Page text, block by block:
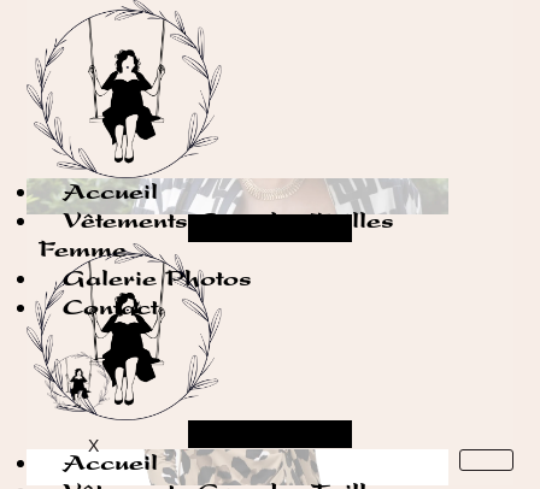
Accueil
Vêtements Grandes Tailles
Femme
Galerie Photos
Contact
X
Accueil